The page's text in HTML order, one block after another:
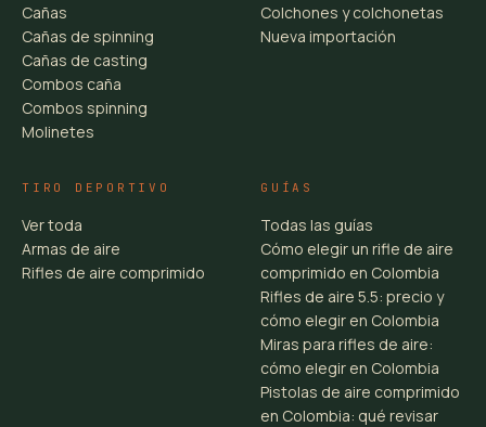
Cañas
Cañas de spinning
Cañas de casting
Combos caña
Combos spinning
Molinetes
Colchones y colchonetas
Nueva importación
TIRO DEPORTIVO
Ver toda
Armas de aire
Rifles de aire comprimido
GUÍAS
Todas las guías
Cómo elegir un rifle de aire
comprimido en Colombia
Rifles de aire 5.5: precio y
cómo elegir en Colombia
Miras para rifles de aire:
cómo elegir en Colombia
Pistolas de aire comprimido
en Colombia: qué revisar